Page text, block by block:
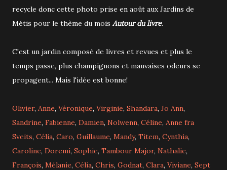
recycle donc cette photo prise en août aux Jardins de
Métis pour le thème du mois Autour du livre.
C'est un jardin composé de livres et revues et plus le
temps passe, plus champignons et mauvaises odeurs se
propagent... Mais l'idée est bonne!
Olivier, Anne, Véronique, Virginie, Shandara, Jo Ann,
Sandrine, Fabienne, Damien, Nolwenn, Céline, Anne fra
Sveits, Célia, Caro, Guillaume, Mandy, Titem, Cynthia,
Caroline, Doremi, Sophie, Tambour Major, Nathalie,
François, Mélanie, Célia, Chris, Godnat, Clara, Viviane, Sept